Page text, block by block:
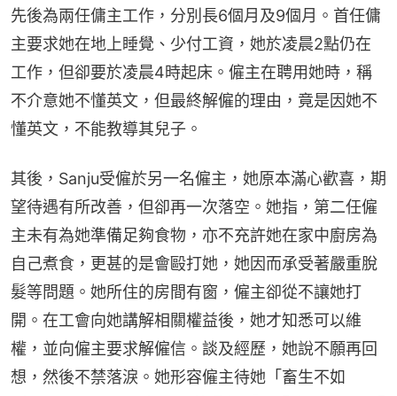
先後為兩任傭主工作，分別長6個月及9個月。首任傭
主要求她在地上睡覺、少付工資，她於凌晨2點仍在
工作，但卻要於凌晨4時起床。僱主在聘用她時，稱
不介意她不懂英文，但最終解僱的理由，竟是因她不
懂英文，不能教導其兒子。
其後，Sanju受僱於另一名僱主，她原本滿心歡喜，期
望待遇有所改善，但卻再一次落空。她指，第二任僱
主未有為她準備足夠食物，亦不充許她在家中廚房為
自己煮食，更甚的是會毆打她，她因而承受著嚴重脫
髮等問題。她所住的房間有窗，僱主卻從不讓她打
開。在工會向她講解相關權益後，她才知悉可以維
權，並向僱主要求解僱信。談及經歷，她說不願再回
想，然後不禁落淚。她形容僱主待她「畜生不如